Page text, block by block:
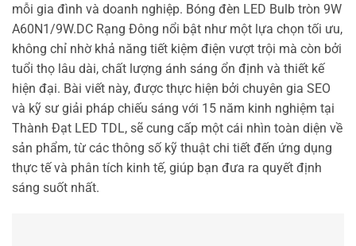
mỗi gia đình và doanh nghiệp. Bóng đèn LED Bulb tròn 9W
A60N1/9W.DC Rạng Đông nổi bật như một lựa chọn tối ưu,
không chỉ nhờ khả năng tiết kiệm điện vượt trội mà còn bởi
tuổi thọ lâu dài, chất lượng ánh sáng ổn định và thiết kế
hiện đại. Bài viết này, được thực hiện bởi chuyên gia SEO
và kỹ sư giải pháp chiếu sáng với 15 năm kinh nghiệm tại
Thành Đạt LED TDL, sẽ cung cấp một cái nhìn toàn diện về
sản phẩm, từ các thông số kỹ thuật chi tiết đến ứng dụng
thực tế và phân tích kinh tế, giúp bạn đưa ra quyết định
sáng suốt nhất.